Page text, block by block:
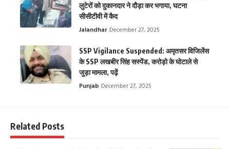
लुटेरों को दुकानदार ने दौड़ा कर भगाया, घटना
सीसीटीवी में कैद
Jalandhar December 27, 2025
SSP Vigilance Suspended: अमृतसर विजिलेंस
के SSP लखबीर सिंह सस्पेंड, करोड़ो के घोटाले से
जुड़ा मामला, पढ़ें
Punjab December 27, 2025
Related Posts